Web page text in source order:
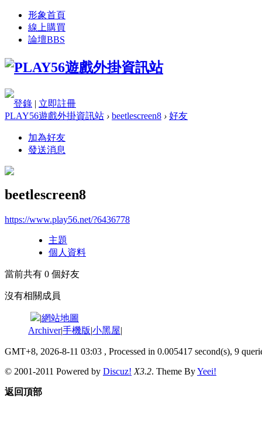
形象首頁
線上購買
論壇BBS
登錄 | 立即註冊
PLAY56遊戲外掛資訊站 › beetlescreen8 › 好友
加為好友
發送消息
beetlescreen8
https://www.play56.net/?6436778
主題
個人資料
當前共有 0 個好友
沒有相關成員
|網站地圖
Archiver|手機版|小黑屋|
GMT+8, 2026-8-11 03:03 , Processed in 0.005417 second(s), 9
© 2001-2011 Powered by Discuz! X3.2. Theme ByYeei!
返回頂部